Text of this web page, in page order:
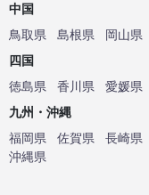
中国
鳥取県
島根県 岡山県
四国
徳島県
香川県 愛媛県
九州・沖縄
福岡県
佐賀県 長崎県
沖縄県